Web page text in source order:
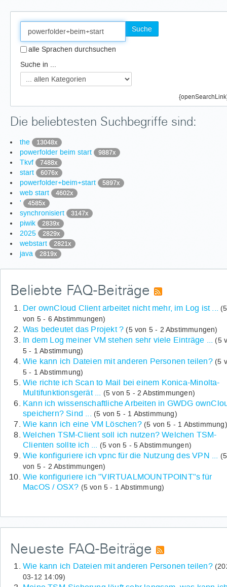
Suche
alle Sprachen durchsuchen
Suche in ...
Die beliebtesten Suchbegriffe sind:
the 13048x
powerfolder beim start 9887x
Tkvf 7488x
start 6076x
powerfolder+beim+start 5897x
web start 4602x
' 4585x
synchronisiert 3147x
piwik 2839x
2025 2829x
webstart 2821x
java 2819x
Beliebte FAQ-Beiträge
Der ownCloud Client arbeitet nicht mehr, im Log ist ...
(5
von 5 - 6 Abstimmungen)
Was bedeutet das Projekt ? (5 von 5 - 2 Abstimmungen)
In dem Log meiner VM stehen sehr viele Einträge ...
(5
5 - 1 Abstimmung)
Wie kann ich Dateien mit anderen Personen teilen? (5
5 - 1 Abstimmung)
Wie richte ich Scan to Mail bei einem Konica-Minolta-
Multifunktionsgerät ...
(5 von 5 - 2 Abstimmungen)
Kann ich wissenschaftliche Arbeiten in GWDG
speichern? Sind ...
(5 von 5 - 1 Abstimmung)
Wie kann ich eine VM Löschen? (5 von 5 - 1 Abstimmung)
Welchen TSM-Client soll ich nutzen? Welchen TSM-
Clienten sollte ich ...
(5 von 5 - 5 Abstimmungen)
Wie konfiguriere ich vpnc für die Nutzung des VPN ...
(5
von 5 - 2 Abstimmungen)
Wie konfiguriere ich "VIRTUALMOUNTPOINT"s für
MacOS / OSX? (5 von 5 - 1 Abstimmung)
Neueste FAQ-Beiträge
Wie kann ich Dateien mit anderen Personen teilen?
03-12 14:09)